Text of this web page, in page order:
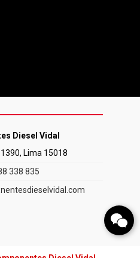
Diesel Vidal
Lima 15018
338 835